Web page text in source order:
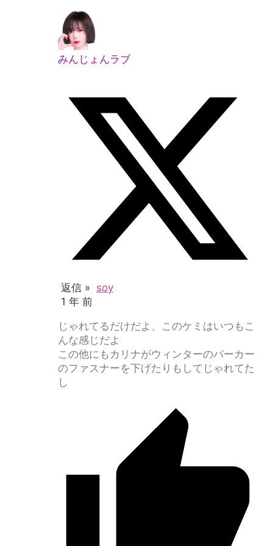
みんじょんラブ
返信 » soy
1 年 前
じゃれてるだけだよ、このケミはいつもこ
んな感じだよ
この他にもカリナがウィンターのパーカー
のファスナーを下げたりもしてじゃれてた
し